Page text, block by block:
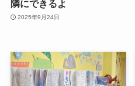
隣にできるよ
2025年9月24日